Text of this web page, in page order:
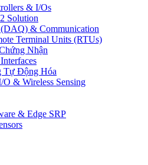
& I/Os
Solution
& Communication
Terminal Units (RTUs)
Nhận
Tự Động Hóa
& Wireless Sensing
& Edge SRP